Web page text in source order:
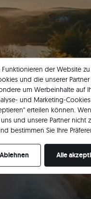
der Website zu
und die unserer Partner
um Werbeinhalte auf
und Marketing-
erteilen können.
und unsere Partner nicht
bestimmen Sie Ihre
Ablehnen Alle